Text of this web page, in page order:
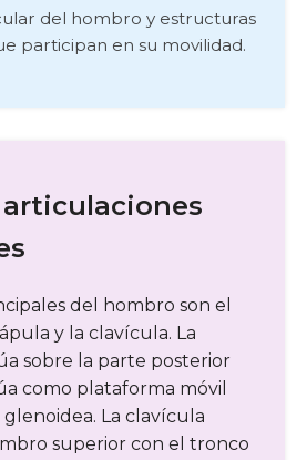
del hombro y estructuras
participan en su movilidad.
articulaciones
del hombro son el
y la clavícula. La
sobre la parte posterior
como plataforma móvil
glenoidea. La clavícula
superior con el tronco